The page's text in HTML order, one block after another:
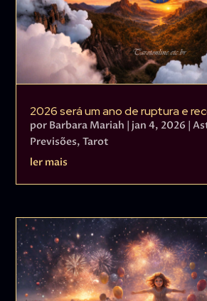
2026 será um ano de ruptura e
por Barbara Mariah | jan 4, 2026 |
Previsões,Tarot
ler mais